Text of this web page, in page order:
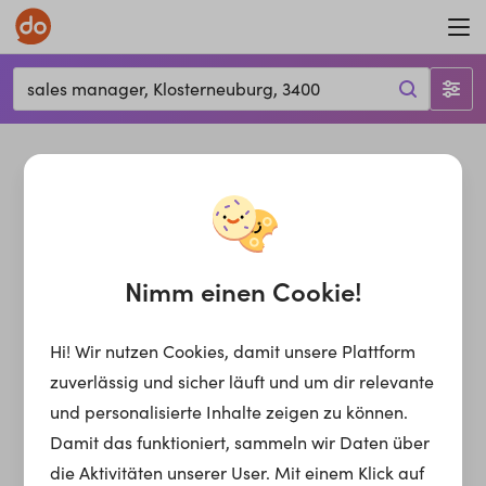
sales manager, Klosterneuburg, 3400
Nimm einen Cookie!
Hi! Wir nutzen Cookies, damit unsere Plattform
zuverlässig und sicher läuft und um dir relevante
und personalisierte Inhalte zeigen zu können.
Damit das funktioniert, sammeln wir Daten über
die Aktivitäten unserer User. Mit einem Klick auf